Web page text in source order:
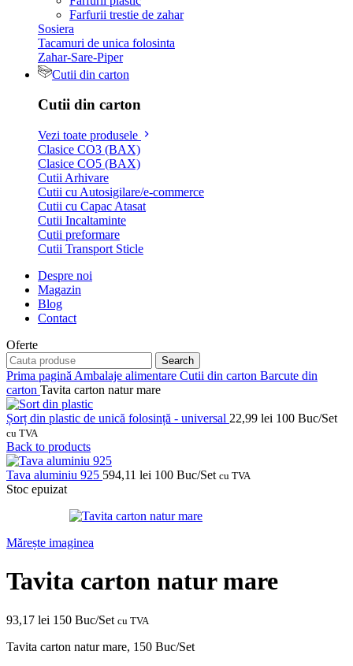
Farfurii trestie de zahar
Sosiera
Tacamuri de unica folosinta
Zahar-Sare-Piper
Cutii din carton
Cutii din carton
Vezi toate produsele
Clasice CO3 (BAX)
Clasice CO5 (BAX)
Cutii Arhivare
Cutii cu Autosigilare/e-commerce
Cutii cu Capac Atasat
Cutii Incaltaminte
Cutii preformare
Cutii Transport Sticle
Despre noi
Magazin
Blog
Contact
Oferte
Search
Prima pagină Ambalaje alimentare Cutii din carton Barcute din
carton Tavita carton natur mare
Șorț din plastic de unică folosință - universal 22,99 lei 100 Buc/Set
cu TVA
Back to products
Tava aluminiu 925 594,11 lei 100 Buc/Set cu TVA
Stoc epuizat
Mărește imaginea
Tavita carton natur mare
93,17 lei 150 Buc/Set cu TVA
Tavita carton natur mare, 150 Buc/Set